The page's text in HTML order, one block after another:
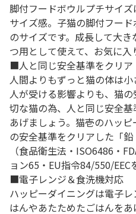
脚付フードボウルプチサイ
サイズ感。子猫の脚付フー
のサイズです。成長して大
つ用として使えて、お気に入
■人と同じ安全基準をクリア
人間よりもずっと猫の体は
人が受ける影響よりも、猫
切な猫の為、人と同じ安全
あげましょう。猫壱のハッ
の安全基準をクリアした「鉛
（食品衛生法・ISO6486・
ョン65・EU指令84/550/EEC
■電子レンジ＆食洗機対応
ハッピーダイニングは電子
はんやあたためたごはんを